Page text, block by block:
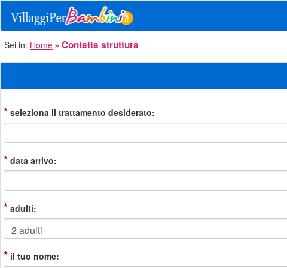
Sei in: Home Contatta struttura
* seleziona il trattamento desiderato:
* data arrivo:
* adulti:
* il tuo nome: